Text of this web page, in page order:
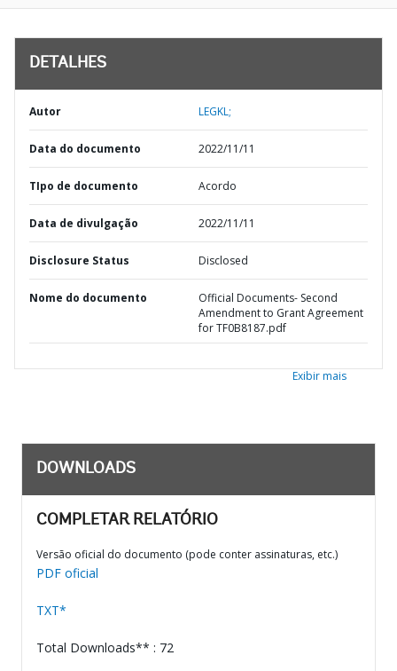
DETALHES
Autor LEGKL;
Data do documento 2022/11/11
TIpo de documento Acordo
Data de divulgação 2022/11/11
Disclosure Status Disclosed
Nome do documento
Official Documents- Second
Amendment to Grant Agreement
for TF0B8187.pdf
Exibir mais
DOWNLOADS
COMPLETAR RELATÓRIO
Versão oficial do documento (pode conter assinaturas, etc.)
PDF oficial
TXT*
Total Downloads** : 72